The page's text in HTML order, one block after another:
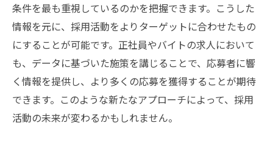
条件を最も重視しているのかを把握できます。こうした
情報を元に、採用活動をよりターゲットに合わせたもの
にすることが可能です。正社員やバイトの求人において
も、データに基づいた施策を講じることで、応募者に響
く情報を提供し、より多くの応募を獲得することが期待
できます。このような新たなアプローチによって、採用
活動の未来が変わるかもしれません。